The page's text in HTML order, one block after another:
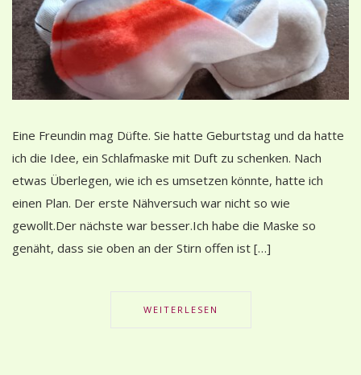
Eine Freundin mag Düfte. Sie hatte Geburtstag und da hatte
ich die Idee, ein Schlafmaske mit Duft zu schenken. Nach
etwas Überlegen, wie ich es umsetzen könnte, hatte ich
einen Plan. Der erste Nähversuch war nicht so wie
gewollt.Der nächste war besser.Ich habe die Maske so
genäht, dass sie oben an der Stirn offen ist […]
WEITERLESEN